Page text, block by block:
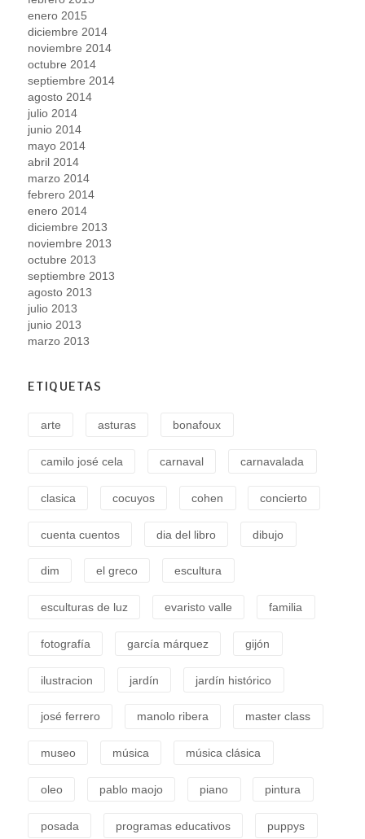
enero 2015
diciembre 2014
noviembre 2014
octubre 2014
septiembre 2014
agosto 2014
julio 2014
junio 2014
mayo 2014
abril 2014
marzo 2014
febrero 2014
enero 2014
diciembre 2013
noviembre 2013
octubre 2013
septiembre 2013
agosto 2013
julio 2013
junio 2013
marzo 2013
ETIQUETAS
arte asturas bonafoux
camilo josé cela carnaval carnavalada
clasica cocuyos cohen concierto
cuenta cuentos dia del libro dibujo
dim el greco escultura
esculturas de luz evaristo valle familia
fotografía garcía márquez gijón
ilustracion jardín jardín histórico
josé ferrero manolo ribera master class
museo música música clásica
oleo pablo maojo piano pintura
posada programas educativos puppys